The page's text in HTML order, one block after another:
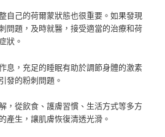
自己的荷爾蒙狀態也很重要。如果發現
問題，及時就醫，接受適當的治療和荷
狀。
息，充足的睡眠有助於調節身體的激素
發的粉刺問題。
，從飲食、護膚習慣、生活方式等多方
產生，讓肌膚恢復清透光滑。